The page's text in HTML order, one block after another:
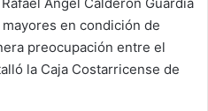
en condición de
preocupación entre el
la Caja Costarricense de